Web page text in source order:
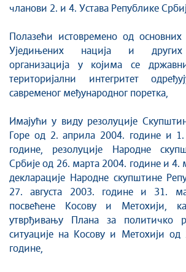
чланови 2. и 4. Устава Републике
Полазећи истовремено од
Уједињених нација и других
организација у којима се
територијални интегритет
савременог међународног поретка,
Имајући у виду резолуције
Горе од 2. априла 2004. године и
године, резолуције Народне
Србије од 26. марта 2004. године и 4.
декларације Народне скупштине
27. августа 2003. године и 31.
посвећене Косову и Метохији,
утврђивању Плана за политичко
ситуације на Косову и Метохији од
године,